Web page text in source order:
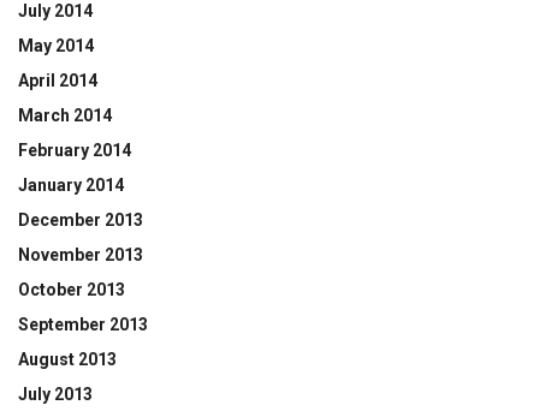
July 2014
May 2014
April 2014
March 2014
February 2014
January 2014
December 2013
November 2013
October 2013
September 2013
August 2013
July 2013